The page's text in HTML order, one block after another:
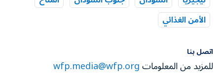
الأمن الغذائي
اتصل بنا
للمزيد من المعلوماتwfp.media@wfp.org